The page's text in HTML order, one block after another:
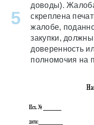
доводы).
скреплена
жалобе,
закупки,
доверенность
полномочия на